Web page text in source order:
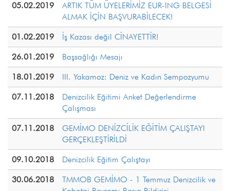
05.02.2019
ARTIK TÜM ÜYELERİMİZ EUR-ING BELGESİ
ALMAK İÇİN BAŞVURABİLECEK!
01.02.2019 İş Kazası değil CİNAYETTİR!
26.01.2019 Başsağlığı Mesajı
18.01.2019 III. Yakamoz: Deniz ve Kadın Sempozyumu
07.11.2018
Denizcilik Eğitimi Anket Değerlendirme
Çalışması
07.11.2018
GEMİMO DENİZCİLİK EĞİTİM ÇALIŞTAYI
GERÇEKLEŞTİRİLDİ
09.10.2018 Denizcilik Eğitim Çalıştayı
30.06.2018
TMMOB GEMİMO - 1 Temmuz Denizcilik ve